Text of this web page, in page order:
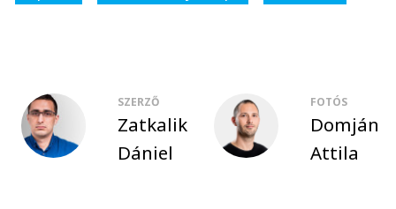
SZERZŐ
Zatkalik
Dániel
FOTÓS
Domján
Attila